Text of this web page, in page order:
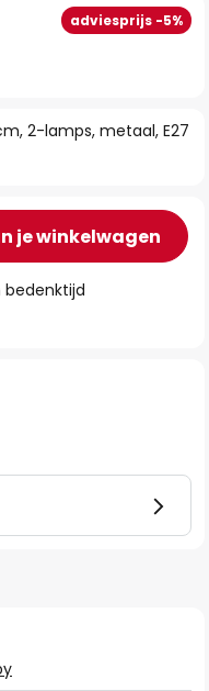
2-lamps, metaal, E27
adviesprijs -5%
je winkelwagen
bedenktijd